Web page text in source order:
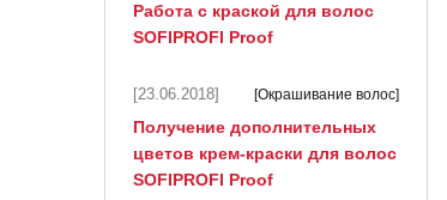
Работа с краской для волос
SOFIPROFI Proof
[23.06.2018] [Окрашивание волос]
Получение дополнительных
цветов крем-краски для волос
SOFIPROFI Proof